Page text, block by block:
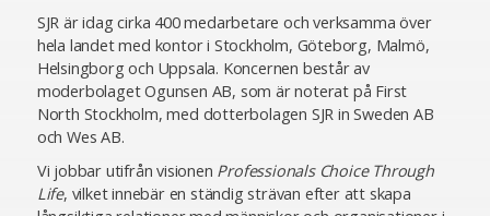
SJR är idag cirka 400 medarbetare och verksamma över
hela landet med kontor i Stockholm, Göteborg, Malmö,
Helsingborg och Uppsala. Koncernen består av
moderbolaget Ogunsen AB, som är noterat på First
North Stockholm, med dotterbolagen SJR in Sweden AB
och Wes AB.
Vi jobbar utifrån visionen Professionals Choice Through
Life, vilket innebär en ständig strävan efter att skapa